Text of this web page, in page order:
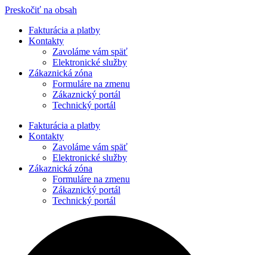
Preskočiť na obsah
Fakturácia a platby
Kontakty
Zavoláme vám späť
Elektronické služby
Zákaznická zóna
Formuláre na zmenu
Zákaznický portál
Technický portál
Fakturácia a platby
Kontakty
Zavoláme vám späť
Elektronické služby
Zákaznická zóna
Formuláre na zmenu
Zákaznický portál
Technický portál